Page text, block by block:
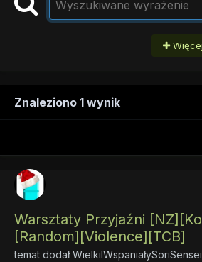
Znaleziono 1 wynik
Warsztaty Przyjaźni
[Random][Violence][TCB]
temat dodałWielkiIWspaniałySoriSensei